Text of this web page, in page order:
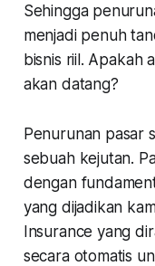
Sehingga
menjadi penuh
bisnis riil. Apakah
akan datang?
Penurunan pasar
sebuah kejutan.
dengan
yang dijadikan
Insurance yang
secara otomatis